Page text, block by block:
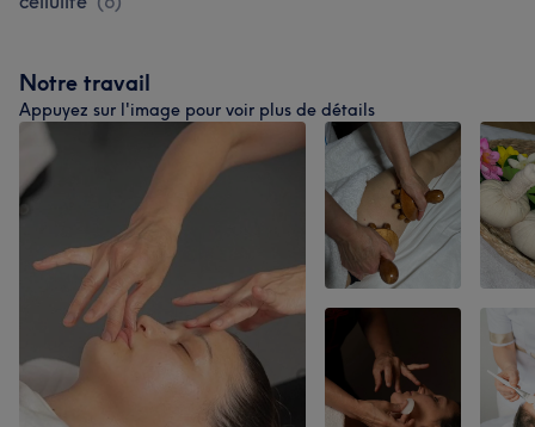
Notre travail
Appuyez sur l'image pour voir plus de détails